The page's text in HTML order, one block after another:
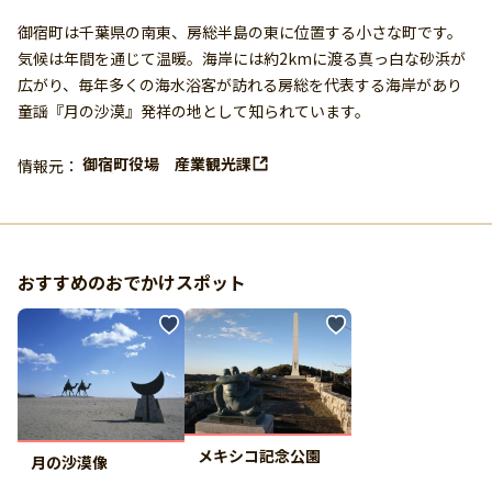
御宿町は千葉県の南東、房総半島の東に位置する小さな町です。
気候は年間を通じて温暖。海岸には約2kmに渡る真っ白な砂浜が
広がり、毎年多くの海水浴客が訪れる房総を代表する海岸があり
童謡『月の沙漠』発祥の地として知られています。
情報元： 御宿町役場 産業観光課
おすすめのおでかけスポット
月の沙漠像 メキシコ記念公園